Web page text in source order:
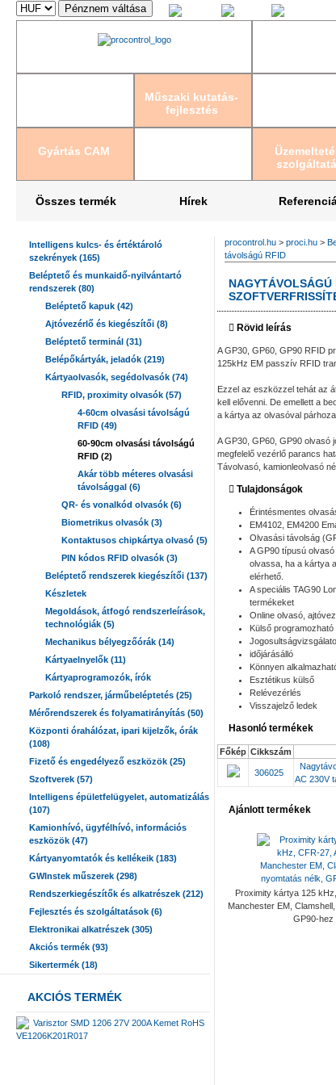
Műszaki kutatás-
fejlesztés
Gyártás CAM
Összes termék Hírek
Intelligens kulcs- és értéktároló
szekrények (165)
Beléptető és munkaidő-nyilvántartó
rendszerek (80)
Beléptető kapuk (42)
Ajtóvezérlő és kiegészítői (8)
Beléptető terminál (31)
Belépőkártyák, jeladók (219)
Kártyaolvasók, segédolvasók (74)
RFID, proximity olvasók (57)
4-60cm olvasási távolságú
RFID (49)
60-90cm olvasási távolságú
RFID (2)
Akár több méteres olvasási
távolsággal (6)
QR- és vonalkód olvasók (6)
Biometrikus olvasók (3)
Kontaktusos chipkártya olvasó (5)
PIN kódos RFID olvasók (3)
Beléptető rendszerek kiegészítői (137)
Készletek
Megoldások, átfogó rendszerleírások,
technológiák (5)
Mechanikus bélyegzőórák (14)
Kártyaelnyelők (11)
Kártyaprogramozók, írók
Parkoló rendszer, járműbeléptetés (25)
Mérőrendszerek és folyamatirányítás (50)
Központi órahálózat, ipari kijelzők, órák
(108)
Fizető és engedélyező eszközök (25)
Szoftverek (57)
Intelligens épületfelügyelet, automatizálás
(107)
Kamionhívó, ügyfélhívó, információs
eszközök (47)
Kártyanyomtatók és kellékeik (183)
GWInstek műszerek (298)
Rendszerkiegészítők és alkatrészek (212)
Fejlesztés és szolgáltatások (6)
Elektronikai alkatrészek (305)
Akciós termék (93)
Sikertermék (18)
AKCIÓS TERMÉK
Varisztor SMD 1206 27V 200A Kemet RoHS
VE1206K201R017
procontrol.hu > proci.hu >
távolságú RFID
NAGYTÁVOLSÁGÚ
Rövid leírás
A GP30, GP60, GP90 RFID
125kHz EM passzív RFID
Ezzel az eszközzel tehát az
kell elővenni. De emellett a
a kártya az olvasóval
A GP30, GP60, GP90 olvasó
megfelelő vezérlő parancs
Távolvasó, kamionleolvasó
Tulajdonságok
Érintésmentes
EM4102, EM4200
Olvasási távolság
A GP90 típusú
olvassa, ha a kártya
elérhető.
A speciális TAG90
termékeket
Online olvasó,
Külső programozható
időjárásálló
Könnyen
Esztétikus külső
Relévezérlés
Visszajelző ledek
Hasonló termékek
Főkép Cikkszám
306025
AC 230V
Ajánlott termékek
Proximity kártya 125
Manchester EM,
GP90-hez